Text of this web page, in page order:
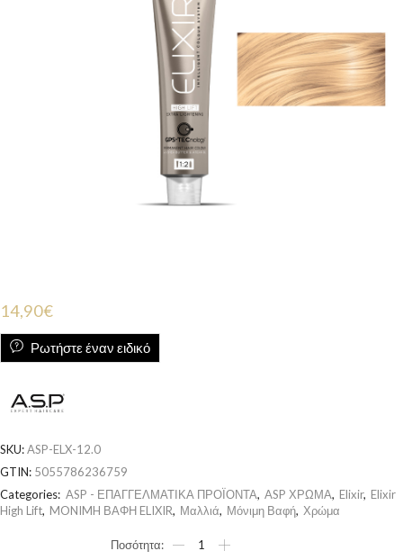
14,90€
Ρωτήστε έναν ειδικό
SKU:ASP-ELX-12.0
GTIN: 5055786236759
Categories: ASP - ΕΠΑΓΓΕΛΜΑΤΙΚΑ ΠΡΟΪΟΝΤΑ, ASP ΧΡΩΜΑ, Elixir, Elixir
High Lift, MONIMH ΒΑΦΗ ELIXIR, Μαλλιά, Μόνιμη Βαφή, Χρώμα